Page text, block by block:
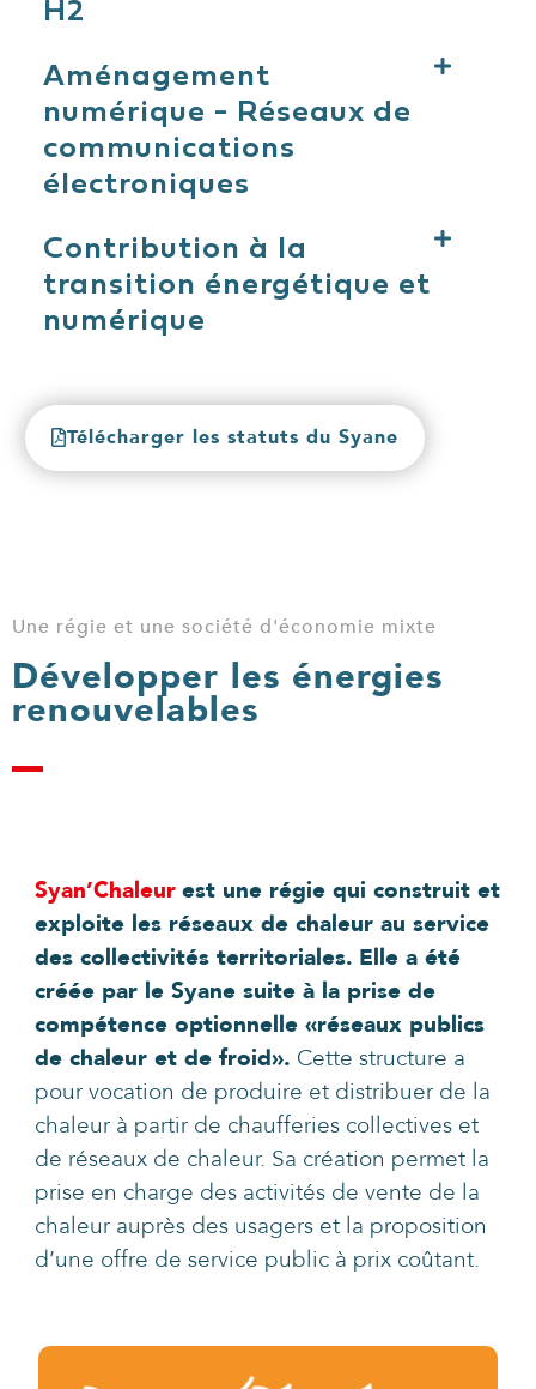
H2
Aménagement
numérique - Réseaux de
communications
électroniques
Contribution à la
transition énergétique et
numérique
Télécharger les statuts du Syane
Une régie et une société d'économie mixte
Développer les énergies
renouvelables
Syan’Chaleurest une régie qui construit et
exploite les réseaux de chaleur au service
des collectivités territoriales. Elle a été
créée par le Syane suite à la prise de
compétence optionnelle «réseaux publics
de chaleur et de froid». Cette structure a
pour vocation de produire et distribuer de la
chaleur à partir de chaufferies collectives et
de réseaux de chaleur. Sa création permet la
prise en charge des activités de vente de la
chaleur auprès des usagers et la proposition
d’une offre de service public à prix coûtant.